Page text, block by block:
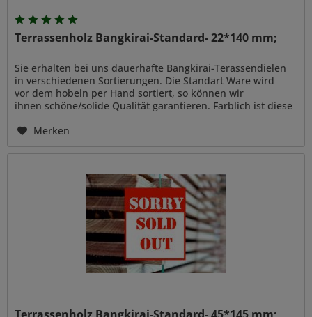
Terrassenholz Bangkirai-Standard- 22*140 mm;
Sie erhalten bei uns dauerhafte Bangkirai-Terassendielen
in verschiedenen Sortierungen. Die Standart Ware wird
vor dem hobeln per Hand sortiert, so können wir
ihnen schöne/solide Qualität garantieren. Farblich ist diese
Merken